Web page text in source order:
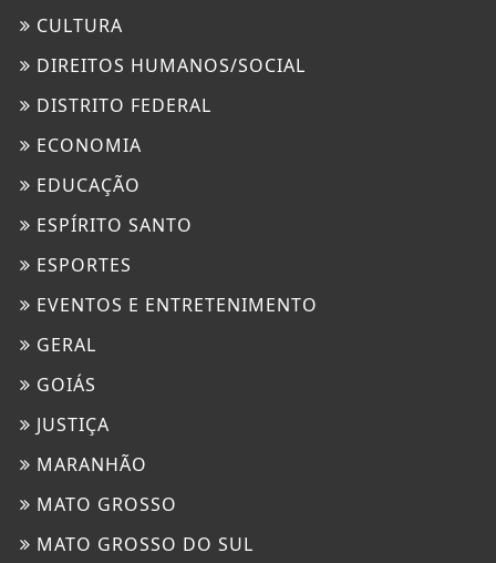
CULTURA
DIREITOS HUMANOS/SOCIAL
DISTRITO FEDERAL
ECONOMIA
EDUCAÇÃO
ESPÍRITO SANTO
ESPORTES
EVENTOS E ENTRETENIMENTO
GERAL
GOIÁS
JUSTIÇA
MARANHÃO
MATO GROSSO
MATO GROSSO DO SUL